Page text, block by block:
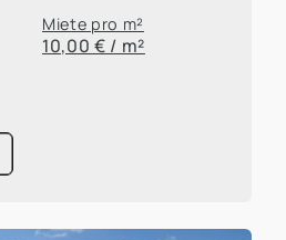
Miete pro m²
10,00 € / m²